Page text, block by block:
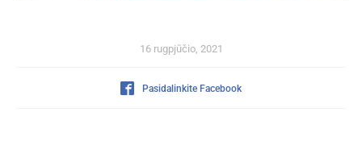
16 rugpjūčio, 2021
Pasidalinkite Facebook